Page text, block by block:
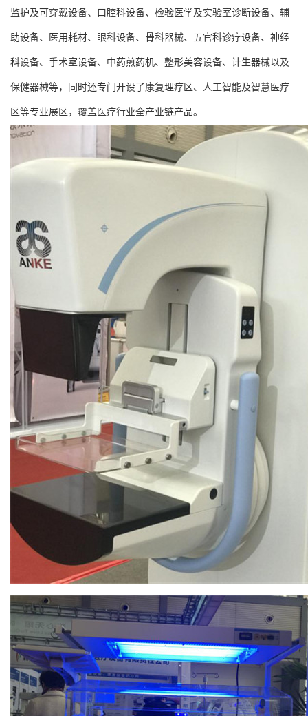
监护及可穿戴设备、口腔科设备、检验医学及实验室诊断设备、辅
助设备、医用耗材、眼科设备、骨科器械、五官科诊疗设备、神经
科设备、手术室设备、中药煎药机、整形美容设备、计生器械以及
保健器械等，同时还专门开设了康复理疗区、人工智能及智慧医疗
区等专业展区，覆盖医疗行业全产业链产品。